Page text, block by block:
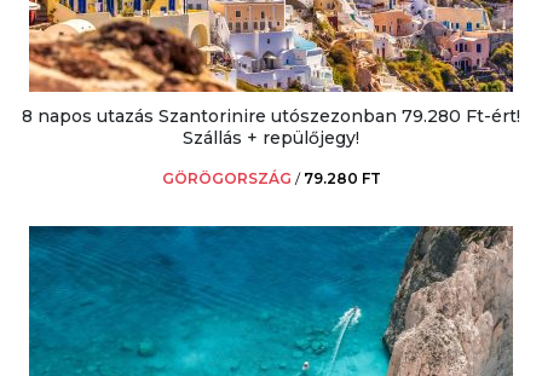
8 napos utazás Szantorinire utószezonban 79.280 Ft-ért!
Szállás + repülőjegy!
GÖRÖGORSZÁG / 79.280 FT